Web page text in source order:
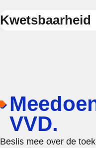
Kwetsbaarheid
VVD.
Beslis mee over de